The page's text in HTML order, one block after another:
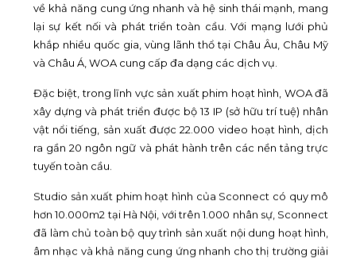
về khả năng cung ứng nhanh và hệ sinh thái mạnh, mang
lại sự kết nối và phát triển toàn cầu. Với mạng lưới phủ
khắp nhiều quốc gia, vùng lãnh thổ tại Châu Âu, Châu Mỹ
và Châu Á, WOA cung cấp đa dạng các dịch vụ.
Đặc biệt, trong lĩnh vực sản xuất phim hoạt hình, WOA đã
xây dựng và phát triển được bộ 13 IP (sở hữu trí tuệ) nhân
vật nổi tiếng, sản xuất được 22.000 video hoạt hình, dịch
ra gần 20 ngôn ngữ và phát hành trên các nền tảng trực
tuyến toàn cầu.
Studio sản xuất phim hoạt hình của Sconnect có quy mô
hơn 10.000m2 tại Hà Nội, với trên 1.000 nhân sự, Sconnect
đã làm chủ toàn bộ quy trình sản xuất nội dung hoạt hình,
âm nhạc và khả năng cung ứng nhanh cho thị trường giải